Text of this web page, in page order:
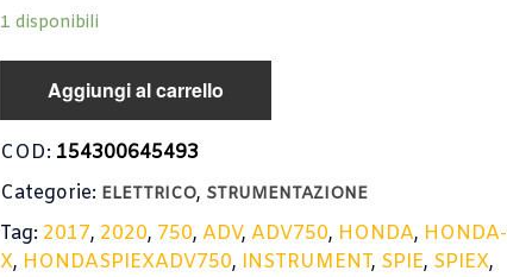
1 disponibili
Aggiungi al carrello
COD: 154300645493
Categorie: ELETTRICO, STRUMENTAZIONE
Tag: 2017, 2020, 750,ADV,ADV750, HONDA, HONDA-
X, HONDASPIEXADV750, INSTRUMENT, SPIE, SPIEX,